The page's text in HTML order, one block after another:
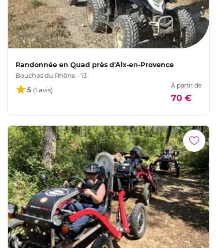
Randonnée en Quad près d'Aix-en-Provence
Bouches du Rhône - 13
5
À partir de
70 €